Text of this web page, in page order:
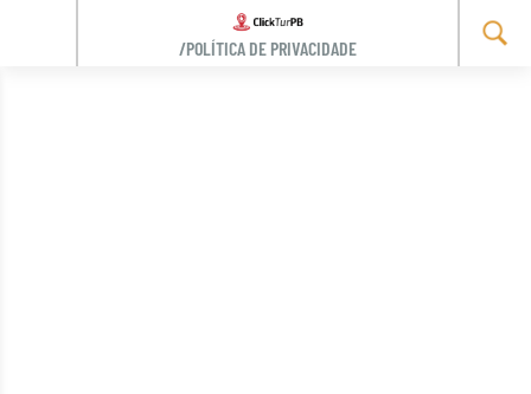
/POLÍTICA DE PRIVACIDADE